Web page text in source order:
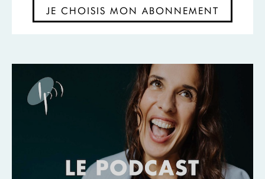
JE CHOISIS MON ABONNEMENT